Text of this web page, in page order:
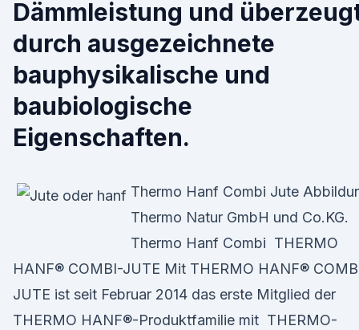
Dämmleistung und
durch ausgezeichnete
bauphysikalische und
baubiologische
Eigenschaften.
Thermo Hanf Combi Jute
Thermo Natur GmbH und Co.KG.
Thermo Hanf Combi THERMO
HANF® COMBI-JUTE Mit THERMO HANF®
JUTE ist seit Februar 2014 das erste Mitglied der
THERMO HANF®-Produktfamilie mit THERMO-